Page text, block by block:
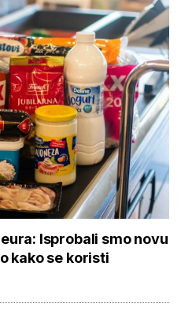
Isprobali smo novu
kako se koristi